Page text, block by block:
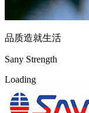
品质造就生活
Sany Strength
Loading